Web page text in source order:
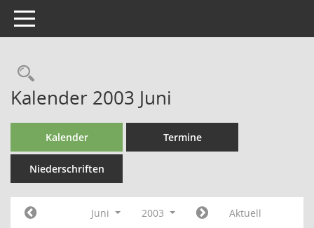
Toggle navigation
Kalender 2003 Juni
Kalender Termine
Niederschriften
Juni 2003 Aktuell